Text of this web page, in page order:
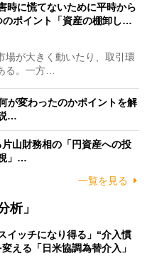
時に慌てないために平時から
のポイント「資産の棚卸し…
が大きく動いたり、取引環
る。一方…
が変わったのかポイントを解
…
山財務相の「円資産への投
」…
一覧を見る
析」
イッチになり得る」“介入慣
える「日米協調為替介入」